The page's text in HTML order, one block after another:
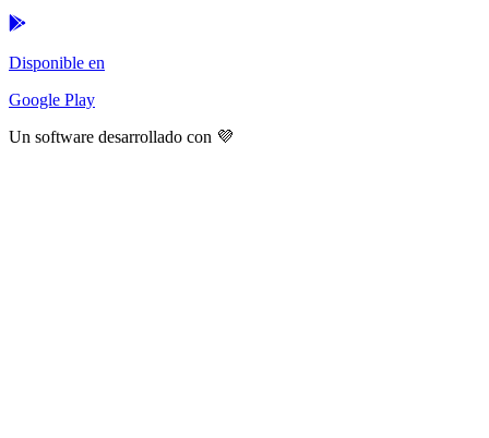
Disponible en
Google Play
Un software desarrollado con 💜